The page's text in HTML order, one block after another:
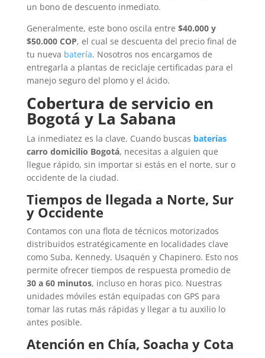
un bono de descuento inmediato.
Generalmente, este bono oscila entre $40.000 y
$50.000 COP, el cual se descuenta del precio final de
tu nueva batería. Nosotros nos encargamos de
entregarla a plantas de reciclaje certificadas para el
manejo seguro del plomo y el ácido.
Cobertura de servicio en
Bogotá y La Sabana
La inmediatez es la clave. Cuando buscas baterías
carro domicilio Bogotá, necesitas a alguien que
llegue rápido, sin importar si estás en el norte, sur o
occidente de la ciudad.
Tiempos de llegada a Norte, Sur
y Occidente
Contamos con una flota de técnicos motorizados
distribuidos estratégicamente en localidades clave
como Suba, Kennedy, Usaquén y Chapinero. Esto nos
permite ofrecer tiempos de respuesta promedio de
30 a 60 minutos, incluso en horas pico. Nuestras
unidades móviles están equipadas con GPS para
tomar las rutas más rápidas y llegar a tu auxilio lo
antes posible.
Atención en Chía, Soacha y Cota